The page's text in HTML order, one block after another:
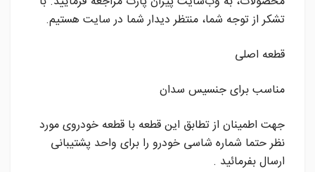
تشکر از توجه شما، منتظر دیدار شما در سایت هستیم.
قطعه اصلی
مناسب برای جنسیس سدان
جهت اطمینان از تطابق این قطعه با قطعه خودروی مورد
نظر حتما شماره شاسی خودرو را برای واحد پشتیبانی
ارسال بفرمائید .